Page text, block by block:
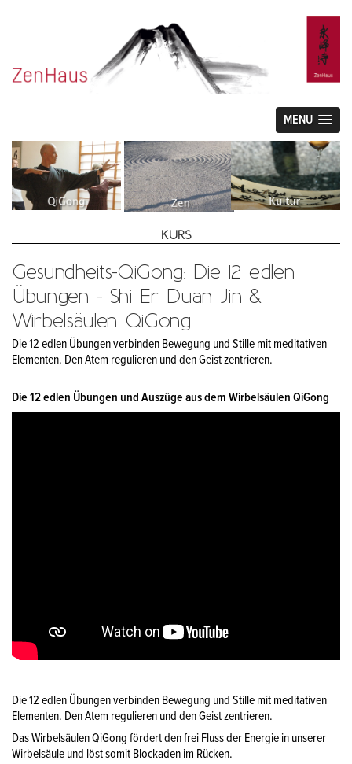
MENU
KURS
Gesundheits-QiGong: Die 12 edlen
Übungen - Shi Er Duan Jin &
Wirbelsäulen QiGong
Die 12 edlen Übungen verbinden Bewegung und Stille mit meditativen
Elementen. Den Atem regulieren und den Geist zentrieren.
Die 12 edlen Übungen und Auszüge aus dem Wirbelsäulen QiGong
Die 12 edlen Übungen verbinden Bewegung und Stille mit meditativen
Elementen. Den Atem regulieren und den Geist zentrieren.
Das Wirbelsäulen QiGong fördert den frei Fluss der Energie in unserer
Wirbelsäule und löst somit Blockaden im Rücken.